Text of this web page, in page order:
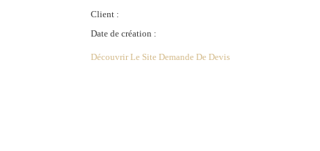
Client :
Date de création :
Découvrir Le Site Demande De Devis